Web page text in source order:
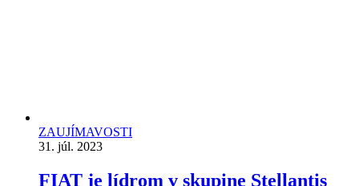
ZAUJÍMAVOSTI
31. júl. 2023
FIAT je lídrom v skupine Stellantis